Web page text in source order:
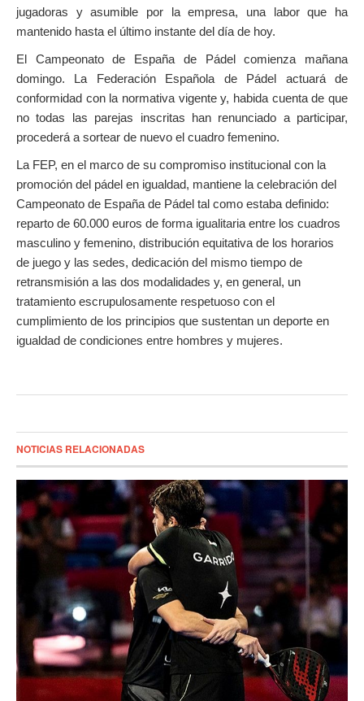
jugadoras y asumible por la empresa, una labor que ha
mantenido hasta el último instante del día de hoy.
El Campeonato de España de Pádel comienza mañana
domingo. La Federación Española de Pádel actuará de
conformidad con la normativa vigente y, habida cuenta de que
no todas las parejas inscritas han renunciado a participar,
procederá a sortear de nuevo el cuadro femenino.
La FEP, en el marco de su compromiso institucional con la
promoción del pádel en igualdad, mantiene la celebración del
Campeonato de España de Pádel tal como estaba definido:
reparto de 60.000 euros de forma igualitaria entre los cuadros
masculino y femenino, distribución equitativa de los horarios
de juego y las sedes, dedicación del mismo tiempo de
retransmisión a las dos modalidades y, en general, un
tratamiento escrupulosamente respetuoso con el
cumplimiento de los principios que sustentan un deporte en
igualdad de condiciones entre hombres y mujeres.
NOTICIAS RELACIONADAS